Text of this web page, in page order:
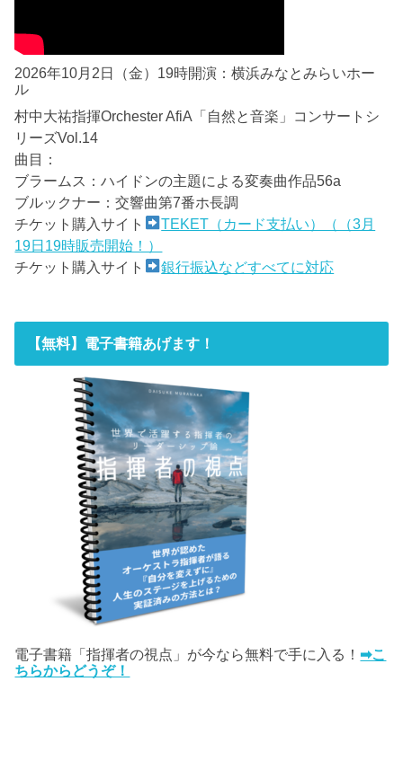
2026年10月2日（金）19時開演：横浜みなとみらいホー
ル
村中大祐指揮Orchester AfiA「自然と音楽」コンサートシ
リーズVol.14
曲目：
ブラームス：ハイドンの主題による変奏曲作品56a
ブルックナー：交響曲第7番ホ長調
チケット購入サイト
TEKET（カード支払い）（（3月
19日19時販売開始！）
チケット購入サイト
銀行振込などすべてに対応
【無料】電子書籍あげます！
電子書籍「指揮者の視点」が今なら無料で手に入る！ ➡こ
ちらからどうぞ！